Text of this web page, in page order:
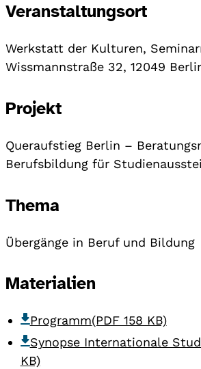
Veranstaltungsort
Werkstatt der Kulturen,
Wissmannstraße 32, 12049
Projekt
Queraufstieg Berlin –
Berufsbildung für
Thema
Übergänge in Beruf und Bildung
Materialien
Programm(PDF 158 KB)
Synopse Internationale
KB)